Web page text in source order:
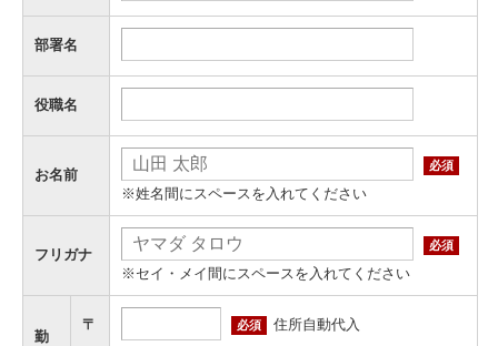
部署名
役職名
お名前
必須
※姓名間にスペースを入れてください
フリガナ
必須
※セイ・メイ間にスペースを入れてください
勤
〒 必須 住所自動代入